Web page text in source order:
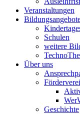
Veranstaltungen
Schulen
weitere
Über uns
Geschichte